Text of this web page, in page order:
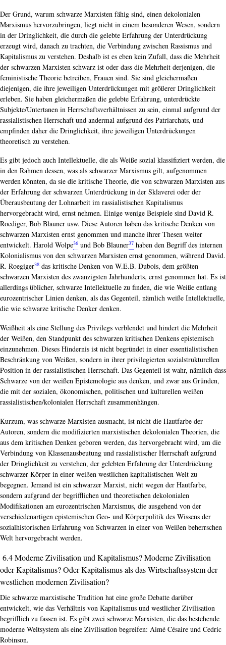
Der Grund, warum schwarze Marxisten fähig sind, einen dekolonialen
Marxismus hervorzubringen, liegt nicht in einem besonderen Wesen, sondern
in der Dringlichkeit, die durch die gelebte Erfahrung der Unterdrückung
erzeugt wird, danach zu trachten, die Verbindung zwischen Rassismus und
Kapitalismus zu verstehen. Deshalb ist es eben kein Zufall, dass die Mehrheit
der schwarzen Marxisten schwarz ist oder dass die Mehrheit derjenigen, die
feministische Theorie betreiben, Frauen sind. Sie sind gleichermaßen
diejenigen, die ihre jeweiligen Unterdrü­ckungen mit größerer Dringlichkeit
erleben. Sie haben gleichermaßen die gelebte Erfahrung, unterdrückte
Subjekte/Untertanen in Herrschaftsverhältnissen zu sein, einmal aufgrund der
rassialistischen Herrschaft und andermal aufgrund des Patriarchats, und
empfinden daher die Dringlichkeit, ihre jeweiligen Unterdrückungen
theoretisch zu verstehen.
Es gibt jedoch auch Intellektuelle, die als Weiße sozial klassifiziert werden, die
in den Rahmen dessen, was als schwarzer Marxismus gilt, aufgenommen
werden könnten, da sie die kritische Theorie, die von schwarzen Marxisten aus
der Erfahrung der schwarzen Unterdrückung in der Sklaverei oder der
Überausbeutung der Lohnarbeit im rassialistischen Kapitalismus
hervorgebracht wird, ernst nehmen. Einige wenige Beispiele sind David R.
Roediger, Bob Blauner usw. Diese Autoren haben das kritische Denken von
schwarzen Marxisten ernst genommen und manche ihrer Thesen weiter
entwickelt. Harold Wolpe36 und Bob Blauner37 haben den Begriff des internen
Kolonialismus von den schwarzen Marxisten ernst genommen, während David.
R. Roegiger38 das kritische Denken von W.E.B. Dubois, dem größten
schwarzen Marxisten des zwanzigsten Jahrhunderts, ernst genommen hat. Es ist
allerdings üblicher, schwarze Intellektuelle zu finden, die wie Weiße entlang
eurozentrischer Linien denken, als das Gegenteil, nämlich weiße Intellektuelle,
die wie schwarze kritische Denker denken.
Weißheit als eine Stellung des Privilegs verblendet und hindert die Mehrheit
der Weißen, den Standpunkt des schwarzen kritischen Denkens epistemisch
einzunehmen. Dieses Hindernis ist nicht begründet in einer essentialistischen
Beschränkung von Weißen, sondern in ihrer privilegierten sozialstrukturellen
Position in der rassialistischen Herrschaft. Das Gegenteil ist wahr, nämlich dass
Schwarze von der weißen Epistemologie aus denken, und zwar aus Gründen,
die mit der sozialen, ökonomischen, politischen und kulturellen weißen
rassialistischen/kolonialen Herrschaft zusammenhängen.
Kurzum, was schwarze Marxisten ausmacht, ist nicht die Hautfarbe der
Autoren, sondern die modifizierten marxistischen dekolonialen Theorien, die
aus dem kritischen Denken geboren werden, das hervorgebracht wird, um die
Verbindung von Klassenausbeutung und rassialistischer Herrschaft aufgrund
der Dringlichkeit zu verstehen, der gelebten Erfahrung der Unterdrückung
schwarzer Körper in einer weißen westlichen kapitalistischen Welt zu
begegnen. Jemand ist ein schwarzer Marxist, nicht wegen der Hautfarbe,
sondern aufgrund der begrifflichen und theoretischen dekolonialen
Modifikationen am eurozentrischen Marxismus, die ausgehend von der
verschiedenartigen epistemischen Geo- und Körperpolitik des Wissens der
sozialhistorischen Erfahrung von Schwarzen in einer von Weißen beherrschen
Welt hervorgebracht werden.
6.4 Moderne Zivilisation und Kapitalismus? Moderne Zivilisation
oder Kapitalismus? Oder Kapitalismus als das Wirtschaftssystem der
westlichen modernen Zivilisation?
Die schwarze marxistische Tradition hat eine große Debatte darüber
entwickelt, wie das Verhältnis von Kapitalismus und westlicher Zivilisation
begrifflich zu fassen ist. Es gibt zwei schwarze Marxisten, die das bestehende
moderne Weltsystem als eine Zivilisation begreifen: Aimé Césaire und Cedric
Robinson.